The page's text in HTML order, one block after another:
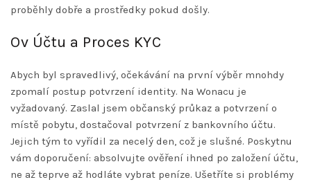
proběhly dobře a prostředky pokud došly.
Ov Účtu a Proces KYC
Abych byl spravedlivý, očekávání na první výběr mnohdy
zpomalí postup potvrzení identity. Na Wonacu je
vyžadovaný. Zaslal jsem občanský průkaz a potvrzení o
místě pobytu, dostačoval potvrzení z bankovního účtu.
Jejich tým to vyřídil za necelý den, což je slušné. Poskytnu
vám doporučení: absolvujte ověření ihned po založení účtu,
ne až teprve až hodláte vybrat peníze. Ušetříte si problémy